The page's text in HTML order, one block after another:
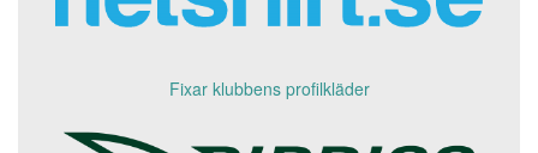
Fixar klubbens profilkläder